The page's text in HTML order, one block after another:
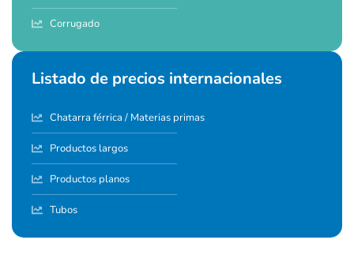
Corrugado
Listado de precios internacionales
Chatarra férrica / Materias primas
Productos largos
Productos planos
Tubos